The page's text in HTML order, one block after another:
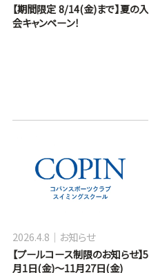
【期間限定 8/14(金)まで】夏の入
会キャンペーン！
【プールコース制限のお知らせ】5
月1日(金)～11月27日(金)
2026.4.8 お知らせ